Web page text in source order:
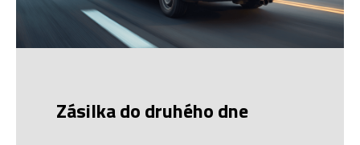
Zásilka do druhého dne